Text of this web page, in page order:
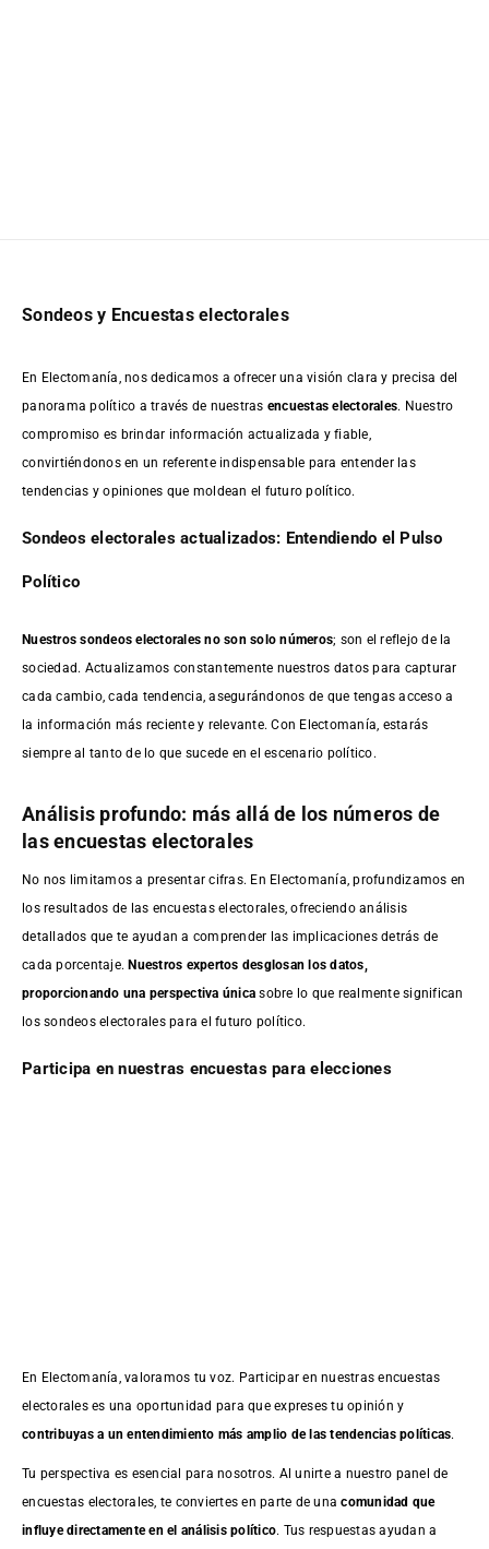
Sondeos y Encuestas electorales
En Electomanía, nos dedicamos a ofrecer una visión clara y precisa del
panorama político a través de nuestras encuestas electorales. Nuestro
compromiso es brindar información actualizada y fiable,
convirtiéndonos en un referente indispensable para entender las
tendencias y opiniones que moldean el futuro político.
Sondeos electorales actualizados: Entendiendo el Pulso
Político
Nuestros sondeos electorales no son solo números; son el reflejo de la
sociedad. Actualizamos constantemente nuestros datos para capturar
cada cambio, cada tendencia, asegurándonos de que tengas acceso a
la información más reciente y relevante. Con Electomanía, estarás
siempre al tanto de lo que sucede en el escenario político.
Análisis profundo: más allá de los números de
las encuestas electorales
No nos limitamos a presentar cifras. En Electomanía, profundizamos en
los resultados de las encuestas electorales, ofreciendo análisis
detallados que te ayudan a comprender las implicaciones detrás de
cada porcentaje.Nuestros expertos desglosan los datos,
proporcionando una perspectiva única sobre lo que realmente significan
los sondeos electorales para el futuro político.
Participa en nuestras encuestas para elecciones
En Electomanía, valoramos tu voz. Participar en nuestras encuestas
electorales es una oportunidad para que expreses tu opinión y
contribuyas a un entendimiento más amplio de las tendencias políticas.
Tu perspectiva es esencial para nosotros. Al unirte a nuestro panel de
encuestas electorales, te conviertes en parte de unacomunidad que
influye directamente en el análisis político. Tus respuestas ayudan a